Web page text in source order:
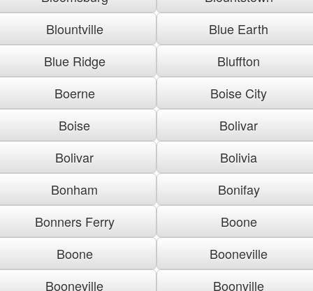
Blountville
Blue Earth
Blue Ridge
Bluffton
Boerne
Boise City
Boise
Bolivar
Bolivar
Bolivia
Bonham
Bonifay
Bonners Ferry
Boone
Boone
Booneville
Booneville
Boonville